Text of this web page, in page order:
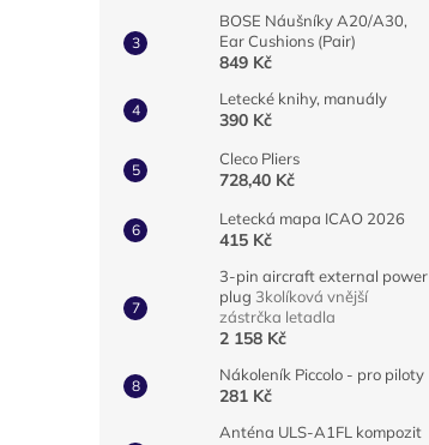
BOSE Náušníky A20/A30,
Ear Cushions (Pair)
849 Kč
Letecké knihy, manuály
390 Kč
Cleco Pliers
728,40 Kč
Letecká mapa ICAO 2026
415 Kč
3-pin aircraft external power
plug 3kolíková vnější
zástrčka letadla
2 158 Kč
Nákoleník Piccolo - pro piloty
281 Kč
Anténa ULS-A1FL kompozit